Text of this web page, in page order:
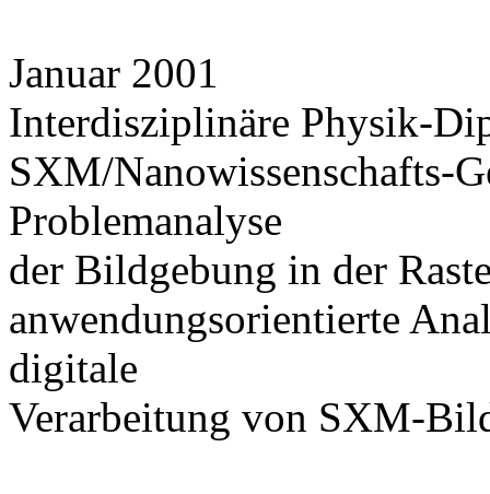
Januar 2001
Interdisziplinäre Physik-
SXM/Nanowissenschafts-
Problemanalyse
der Bildgebung in der
anwendungsorientierte
digitale
Verarbeitung von SXM-